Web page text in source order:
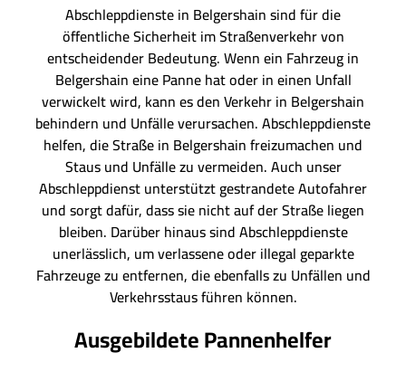
Abschleppdienste in Belgershain sind für die
öffentliche Sicherheit im Straßenverkehr von
entscheidender Bedeutung. Wenn ein Fahrzeug in
Belgershain eine Panne hat oder in einen Unfall
verwickelt wird, kann es den Verkehr in Belgershain
behindern und Unfälle verursachen. Abschleppdienste
helfen, die Straße in Belgershain freizumachen und
Staus und Unfälle zu vermeiden. Auch unser
Abschleppdienst unterstützt gestrandete Autofahrer
und sorgt dafür, dass sie nicht auf der Straße liegen
bleiben. Darüber hinaus sind Abschleppdienste
unerlässlich, um verlassene oder illegal geparkte
Fahrzeuge zu entfernen, die ebenfalls zu Unfällen und
Verkehrsstaus führen können.
Ausgebildete Pannenhelfer